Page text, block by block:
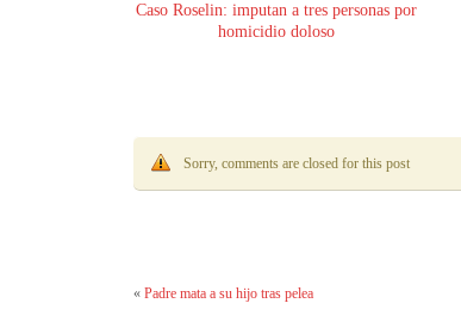
Caso Roselin: imputan a tres personas por
homicidio doloso
Sorry, comments are closed for this post
« Padre mata a su hijo tras pelea